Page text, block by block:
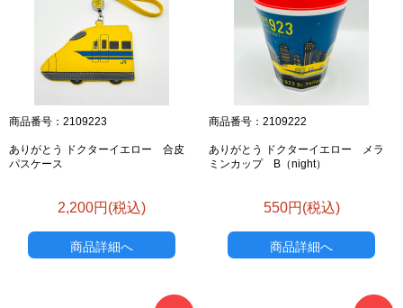
商品番号：2109223
ありがとう ドクターイエロー 合皮
パスケース
2,200円(税込)
商品詳細へ
商品番号：2109222
ありがとう ドクターイエロー メラ
ミンカップ B（night）
550円(税込)
商品詳細へ
お買い物を続ける カートへ進む